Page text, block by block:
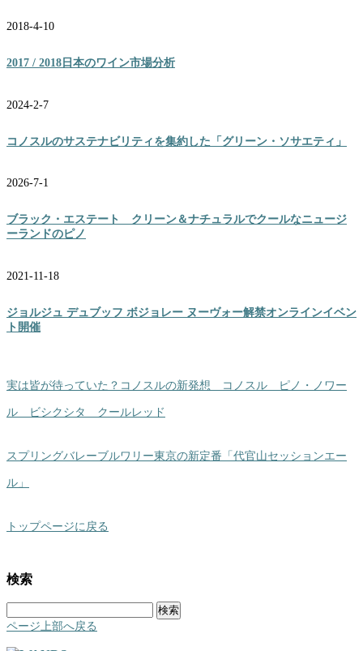
2018-4-10
2017 / 2018日本のワイン市場分析
2024-2-7
コノスルのサステナビリティを集約した「グリーン・ソサエティ」
2026-7-1
ブラック・エステート クリーン＆ナチュラルでクールなニュージ
ーランドのピノ
2021-11-18
ジョルジュ デュブッフ ボジョレー ヌーヴォー解禁オンラインイベン
ト開催
実は皆が待っていた？コノスルの新発想 コノスル ピノ・ノワー
ル ビシクシタ クールレッド
スプリングバレーブルワリー東京の新定番「代官山セッションエー
ル」
トップページに戻る
検索
索:
ページ上部へ戻る